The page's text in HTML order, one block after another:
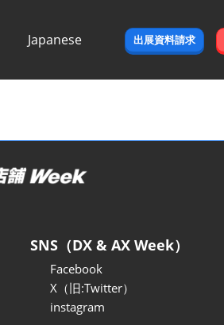
Japanese
出展資料請求
SNS（DX & AX Week）
Facebook
X（旧:Twitter）
instagram